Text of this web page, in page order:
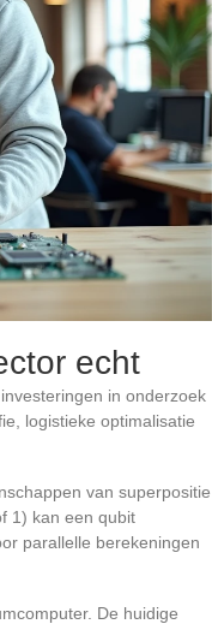
echt
in onderzoek
logistieke optimalisatie
van superpositie
1) kan een qubit
parallelle berekeningen
De huidige